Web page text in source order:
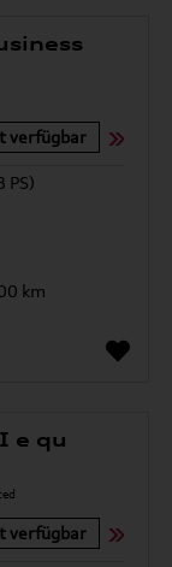
verfügbar
PS)
km
e qu
verfügbar